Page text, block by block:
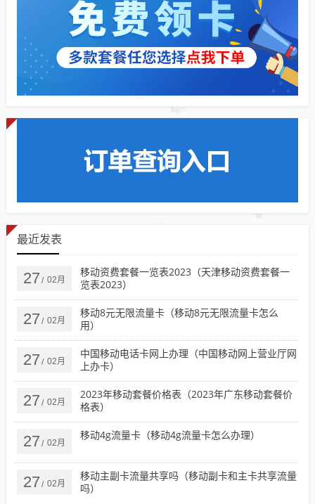
最近发表
27 / 02月
移动资费套餐一览表2023（天津移动资费套餐一
览表2023）
27 / 02月
移动8元无限流量卡（移动8元无限流量卡怎么
用）
27 / 02月
中国移动电话卡网上办理（中国移动网上营业厅网
上办卡）
27 / 02月
2023年移动套餐价格表（2023年广东移动套餐价
格表）
27 / 02月
移动4g流量卡（移动4g流量卡怎么办理）
27 / 02月
移动主副卡流量共享吗（移动副卡和主卡共享流量
吗）